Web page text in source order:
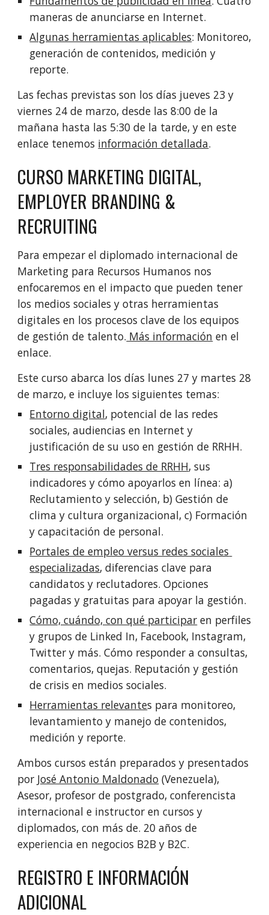
maneras de anunciarse en Internet.
Algunas herramientas aplicables: Monitoreo,
generación de contenidos, medición y
reporte.
Las fechas previstas son los días jueves 23 y
viernes 24 de marzo, desde las 8:00 de la
mañana hasta las 5:30 de la tarde, y en este
enlace tenemos información detallada.
CURSO MARKETING DIGITAL,
EMPLOYER BRANDING &
RECRUITING
Para empezar el diplomado internacional de
Marketing para Recursos Humanos nos
enfocaremos en el impacto que pueden tener
los medios sociales y otras herramientas
digitales en los procesos clave de los equipos
de gestión de talento. Más información en el
enlace.
Este curso abarca los días lunes 27 y martes 28
de marzo, e incluye los siguientes temas:
Entorno digital, potencial de las redes
sociales, audiencias en Internet y
justificación de su uso en gestión de RRHH.
Tres responsabilidades de RRHH, sus
indicadores y cómo apoyarlos en línea: a)
Reclutamiento y selección, b) Gestión de
clima y cultura organizacional, c) Formación
y capacitación de personal.
Portales de empleo versus redes sociales
especializadas, diferencias clave para
candidatos y reclutadores. Opciones
pagadas y gratuitas para apoyar la gestión.
Cómo, cuándo, con qué participar en perfiles
y grupos de Linked In, Facebook, Instagram,
Twitter y más. Cómo responder a consultas,
comentarios, quejas. Reputación y gestión
de crisis en medios sociales.
Herramientas relevantes para monitoreo,
levantamiento y manejo de contenidos,
medición y reporte.
Ambos cursos están preparados y presentados
por José Antonio Maldonado (Venezuela),
Asesor, profesor de postgrado, conferencista
internacional e instructor en cursos y
diplomados, con más de. 20 años de
experiencia en negocios B2B y B2C.
REGISTRO E INFORMACIÓN
ADICIONAL